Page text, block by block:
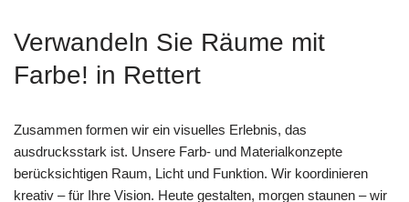
Verwandeln Sie Räume mit
Farbe! in Rettert
Zusammen formen wir ein visuelles Erlebnis, das
ausdrucksstark ist. Unsere Farb- und Materialkonzepte
berücksichtigen Raum, Licht und Funktion. Wir koordinieren
kreativ – für Ihre Vision. Heute gestalten, morgen staunen – wir